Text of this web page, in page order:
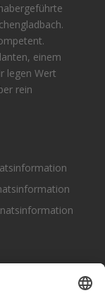
einem
legen Wert
rein